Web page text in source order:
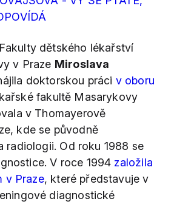
dětského lékařství
v Praze Miroslava
doktorskou práci v oboru
fakultě Masarykovy
v Thomayerově
kde se původně
radiologii. Od roku 1988 se
V roce 1994 založila
v Praze, které představuje v
diagnostické